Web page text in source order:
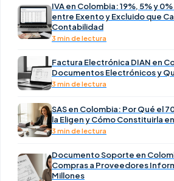
IVA en Colombia: 19%, 5% y
entre Exento y Excluido que
Contabilidad
3 min de lectura
Factura Electrónica DIAN en
Documentos Electrónicos y
3 min de lectura
SAS en Colombia: Por Qué el
la Eligen y Cómo Constituirla
3 min de lectura
Documento Soporte en
Compras a Proveedores
Millones